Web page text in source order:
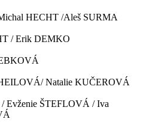
HECHT /Aleš SURMA
/ Erik DEMKO
Natalie KUČEROVÁ
Evženie ŠTEFLOVÁ / Iva